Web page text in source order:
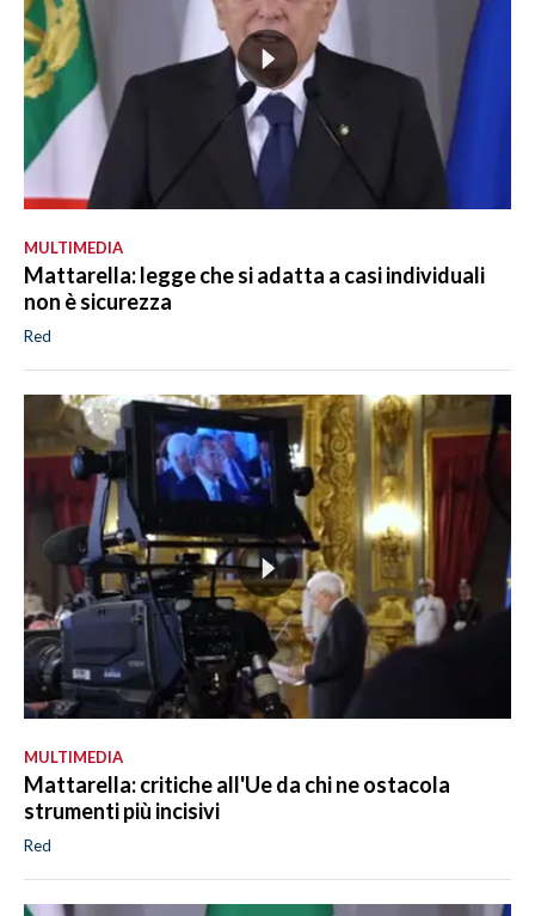
MULTIMEDIA
Mattarella: legge che si adatta a casi individuali
non è sicurezza
Red
MULTIMEDIA
Mattarella: critiche all'Ue da chi ne ostacola
strumenti più incisivi
Red